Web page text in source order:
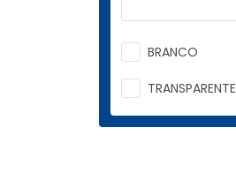
ROSA
ROSA BEBE 1
ROSA BEBE 1 1/4
BRANCO
TRANSPARENTE